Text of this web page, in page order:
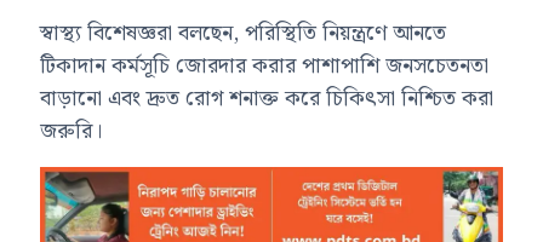
স্বাস্থ্য বিশেষজ্ঞরা বলছেন, পরিস্থিতি নিয়ন্ত্রণে আনতে
টিকাদান কর্মসূচি জোরদার করার পাশাপাশি জনসচেতনতা
বাড়ানো এবং দ্রুত রোগ শনাক্ত করে চিকিৎসা নিশ্চিত করা
জরুরি।